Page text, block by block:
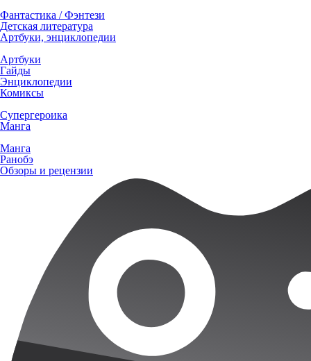
Фантастика / Фэнтези
Детская литература
Артбуки, энциклопедии
Артбуки
Гайды
Энциклопедии
Комиксы
Супергероика
Манга
Манга
Ранобэ
Обзоры и рецензии